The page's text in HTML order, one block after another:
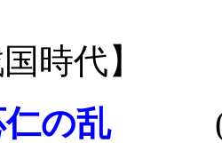
時代】
の乱(場